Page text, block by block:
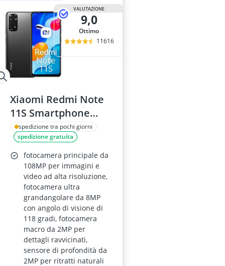
VALUTAZIONE
9,0
Ottimo
11616
Xiaomi Redmi Note
11S Smartphone
6+128GB, Display
AMOLED 6.43” 90Hz,
108MP, 5000mAh,
Graphite Grey
spedizione tra pochi giorni
spedizione gratuita
fotocamera principale da
108MP per immagini e
video ad alta risoluzione,
fotocamera ultra
grandangolare da 8MP
con angolo di visione di
118 gradi, fotocamera
macro da 2MP per
dettagli ravvicinati,
sensore di profondità da
2MP per ritratti naturali